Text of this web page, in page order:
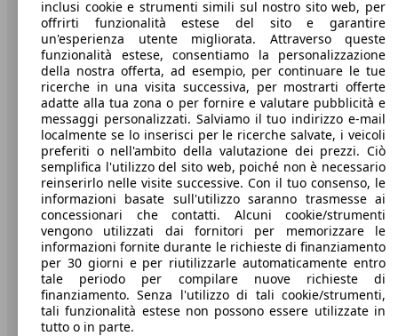
Benvenuti su AutoScout24, il mercato auto europeo.
Società
A proposito di AutoScout24
Stampa
Media
Condizioni generali
Informazioni
Privacy
Dichiarazione di Accessibilità
Servizi
inclusi cookie e strumenti simili sul nostro sito web, per
offrirti funzionalità estese del sito e garantire
un'esperienza utente migliorata. Attraverso queste
funzionalità estese, consentiamo la personalizzazione
della nostra offerta, ad esempio, per continuare le tue
ricerche in una visita successiva, per mostrarti offerte
adatte alla tua zona o per fornire e valutare pubblicità e
messaggi personalizzati. Salviamo il tuo indirizzo e-mail
localmente se lo inserisci per le ricerche salvate, i veicoli
preferiti o nell'ambito della valutazione dei prezzi. Ciò
semplifica l'utilizzo del sito web, poiché non è necessario
reinserirlo nelle visite successive. Con il tuo consenso, le
informazioni basate sull'utilizzo saranno trasmesse ai
concessionari che contatti. Alcuni cookie/strumenti
vengono utilizzati dai fornitori per memorizzare le
informazioni fornite durante le richieste di finanziamento
per 30 giorni e per riutilizzarle automaticamente entro
tale periodo per compilare nuove richieste di
finanziamento. Senza l'utilizzo di tali cookie/strumenti,
tali funzionalità estese non possono essere utilizzate in
tutto o in parte.